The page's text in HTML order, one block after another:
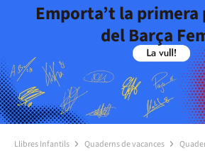
Emporta’t la
del Barça
Llibres Infantils Quaderns de vacances